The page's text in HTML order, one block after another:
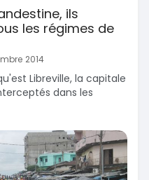
ils
les régimes de
2014
Libreville, la capitale
dans les